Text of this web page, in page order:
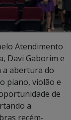
Atendimento
Davi Gaborim e
a abertura do
piano, violão e
de
a
recém-